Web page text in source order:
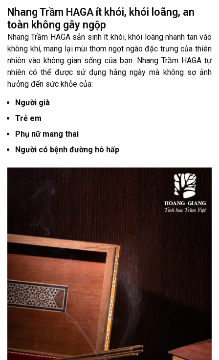
Nhang Trầm HAGA ít khói, khói loãng, an
toàn không gây ngộp
Nhang Trầm HAGA sản sinh ít khói, khói loãng nhanh tan vào
không khí, mang lại mùi thơm ngọt ngào đặc trưng của thiên
nhiên vào không gian sống của bạn. Nhang Trầm HAGA tự
nhiên có thể được sử dụng hằng ngày mà không sợ ảnh
hưởng đến sức khỏe của:
Người già
Trẻ em
Phụ nữ mang thai
Người có bệnh đường hô hấp